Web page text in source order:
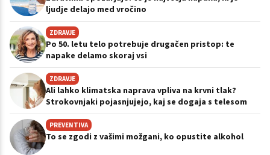
ljudje delajo med vročino
ZDRAVJE
Po 50. letu telo potrebuje drugačen pristop: te
napake delamo skoraj vsi
ZDRAVJE
Ali lahko klimatska naprava vpliva na krvni tlak?
Strokovnjaki pojasnjujejo, kaj se dogaja s telesom
PREVENTIVA
To se zgodi z vašimi možgani, ko opustite alkohol